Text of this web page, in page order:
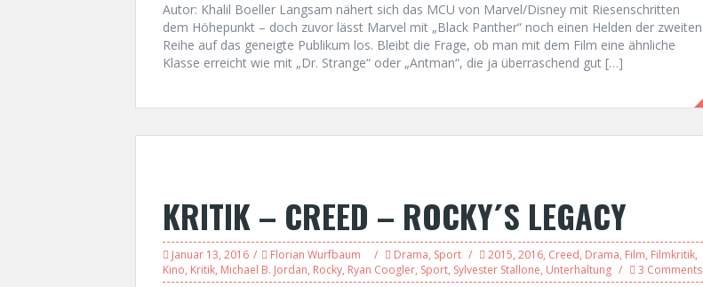
Autor: Khalil Boeller Langsam nähert sich das MCU von Marvel/Disney mit Riesenschritten
dem Höhepunkt – doch zuvor lässt Marvel mit „Black Panther“ noch einen Helden der zweiten
Reihe auf das geneigte Publikum los. Bleibt die Frage, ob man mit dem Film eine ähnliche
Klasse erreicht wie mit „Dr. Strange“ oder „Antman“, die ja überraschend gut […]
KRITIK – CREED – ROCKY´S LEGACY
Januar 13, 2016 Florian Wurfbaum Drama, Sport 2015, 2016, Creed, Drama, Film, Filmkritik,
Kino, Kritik, Michael B. Jordan, Rocky, Ryan Coogler, Sport, Sylvester Stallone, Unterhaltung 3 Comments